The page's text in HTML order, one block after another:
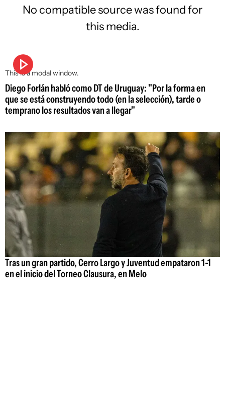
This is a modal window.
No compatible source was found for
this media.
Diego Forlán habló como DT de Uruguay: "Por la forma en
que se está construyendo todo (en la selección), tarde o
temprano los resultados van a llegar"
Tras un gran partido, Cerro Largo y Juventud empataron 1-1
en el inicio del Torneo Clausura, en Melo